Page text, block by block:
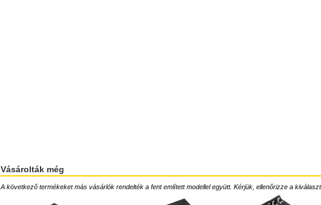
Vásárolták még
A következő termékeket más vásárlók rendelték a fent említett modellel együtt. Kérjük, ellenőrizze a